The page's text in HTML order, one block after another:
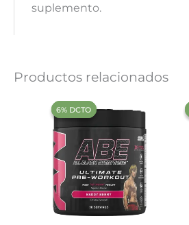
suplemento.
Productos relacionados
‍6% DCTO‍‍
‍6% DCTO‍‍